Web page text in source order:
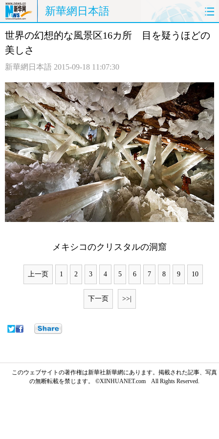
新華網日本語
ホームページ 政治 経済
観光 評論 写真
中日対訳
世界の幻想的な風景区16カ所 目を疑うほどの
美しさ
新華網日本語 2015-09-18 11:07:30
メキシコのクリスタルの洞窟
上一页 1 2 3 4 5 6 7 8 9 10
下一页 >>|
このウェブサイトの著作権は新華社新華網にあります。掲載された記事、写真
の無断転載を禁じます。 ©XINHUANET.com All Rights Reserved.